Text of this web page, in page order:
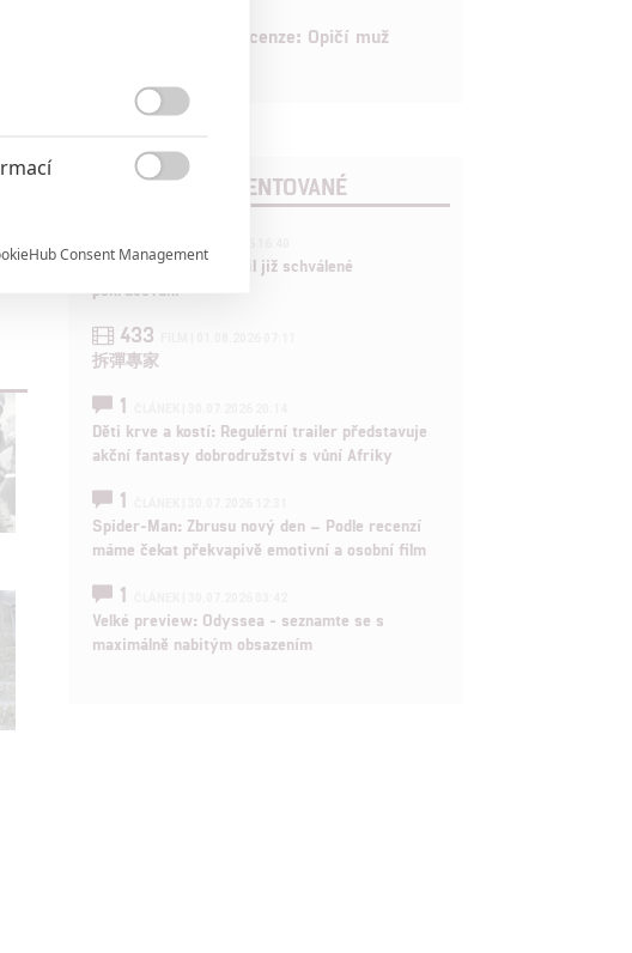
Recenze: Opičí muž
POSLEDNÍ KOMENTOVANÉ
Marvel nečekaně zrušil již schválené
pokračování
433
拆彈專家
1
Děti krve a kostí: Regulérní trailer představuje
akční fantasy dobrodružství s vůní Afriky
1
Spider-Man: Zbrusu nový den – Podle recenzí
máme čekat překvapivě emotivní a osobní film
1
Velké preview: Odyssea - seznamte se s
maximálně nabitým obsazením

našim partnerům
chyb,
Consent Management